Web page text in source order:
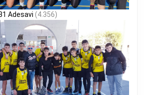
Adesavi (4.356)